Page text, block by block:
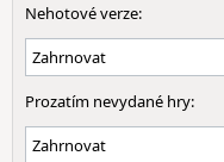
Nehotové verze:
Prozatím nevydané hry: